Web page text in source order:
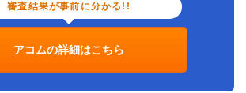
審査結果が事前に分かる!!
アコムの詳細はこちら